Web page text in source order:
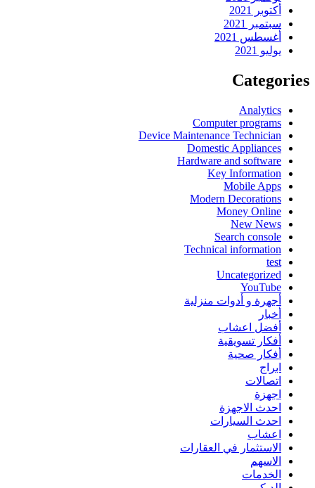
أكتوبر 2021
سبتمبر 2021
أغسطس 2021
يوليو 2021
Categories
Analytics
Computer programs
Device Maintenance Technician
Domestic Appliances
Hardware and software
Key Information
Mobile Apps
Modern Decorations
Money Online
New News
Search console
Technical information
test
Uncategorized
YouTube
أجهرة و أدوات منزلية
أخبار
أفضل اعشاب
أفكار تسويقية
أفكار صحية
ابراج
اتصالات
اجهزة
احدث الاجهزة
احدث السيارات
اعشاب
الاستثمار في العقارات
الاسهم
الخدمات